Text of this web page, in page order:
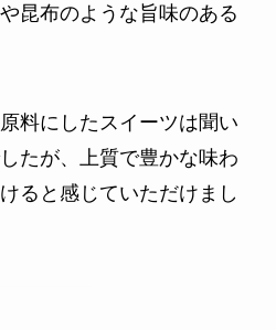
昆布のような旨味のある
料にしたスイーツは聞い
たが、上質で豊かな味わ
ると感じていただけまし